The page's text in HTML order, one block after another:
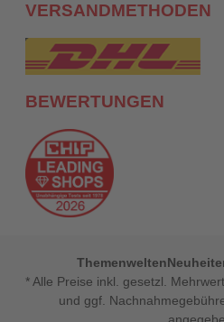
VERSANDMETHODEN
BEWERTUNGEN
Themenwelten
* Alle Preise inkl. gesetzl.
und ggf.